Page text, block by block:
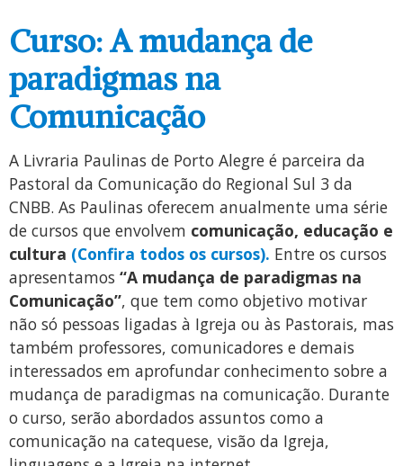
Curso: A mudança de
paradigmas na
Comunicação
A Livraria Paulinas de Porto Alegre é parceira da
Pastoral da Comunicação do Regional Sul 3 da
CNBB. As Paulinas oferecem anualmente uma série
de cursos que envolvem comunicação, educação e
cultura (Confira todos os cursos). Entre os cursos
apresentamos “A mudança de paradigmas na
Comunicação”, que tem como objetivo motivar
não só pessoas ligadas à Igreja ou às Pastorais, mas
também professores, comunicadores e demais
interessados em aprofundar conhecimento sobre a
mudança de paradigmas na comunicação. Durante
o curso, serão abordados assuntos como a
comunicação na catequese, visão da Igreja,